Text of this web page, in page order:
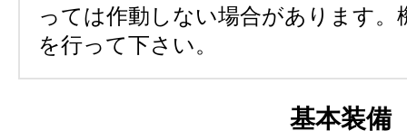
っては作動しない場合があります。
を行って下さい。
基本装備